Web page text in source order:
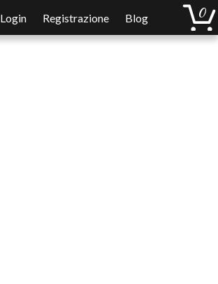
Login Registrazione Blog